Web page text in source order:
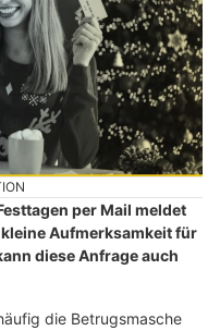
per Mail meldet
Aufmerksamkeit für
diese Anfrage auch
die Betrugsmasche